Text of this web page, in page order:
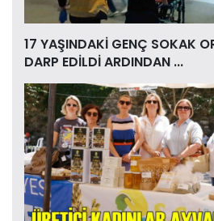
17 YAŞINDAKİ GENÇ SOKAK
DARP EDİLDİ ARDINDAN ...